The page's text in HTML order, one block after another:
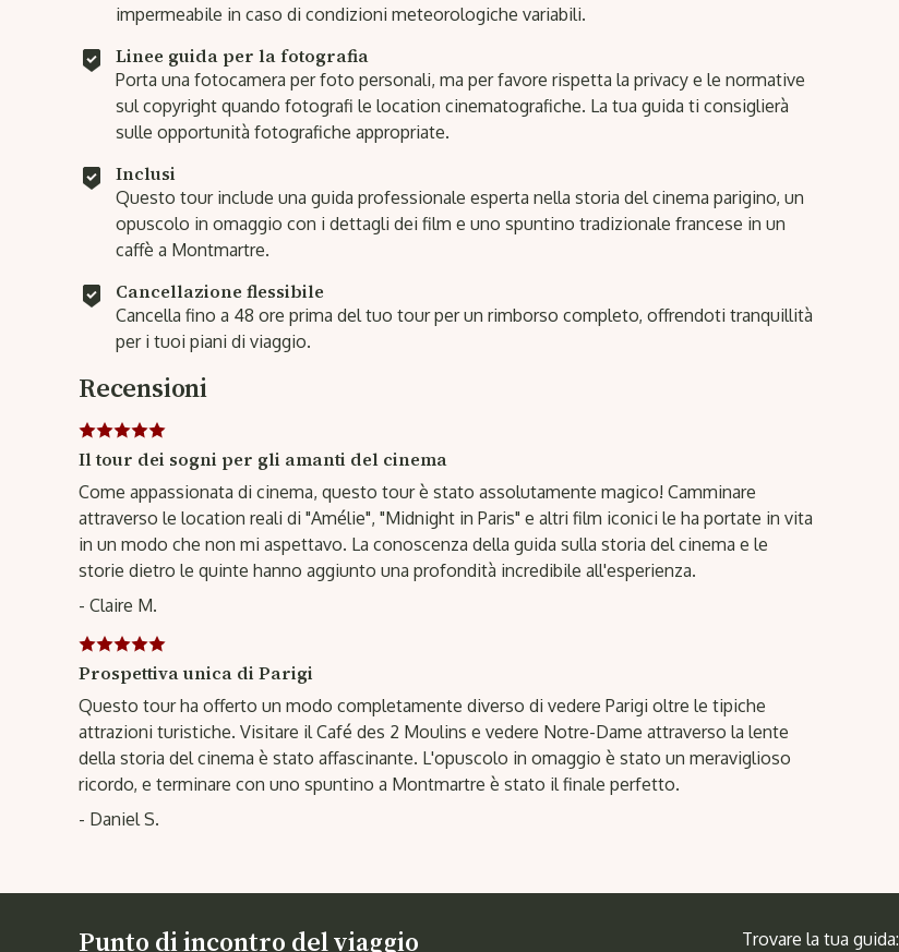
impermeabile in caso di condizioni meteorologiche variabili.
Linee guida per la fotografia
Porta una fotocamera per foto personali, ma per favore rispetta la privacy e le normative
sul copyright quando fotografi le location cinematografiche. La tua guida ti consiglierà
sulle opportunità fotografiche appropriate.
Inclusi
Questo tour include una guida professionale esperta nella storia del cinema parigino, un
opuscolo in omaggio con i dettagli dei film e uno spuntino tradizionale francese in un
caffè a Montmartre.
Cancellazione flessibile
Cancella fino a 48 ore prima del tuo tour per un rimborso completo, offrendoti tranquillità
per i tuoi piani di viaggio.
Recensioni
Il tour dei sogni per gli amanti del cinema
Come appassionata di cinema, questo tour è stato assolutamente magico! Camminare
attraverso le location reali di "Amélie", "Midnight in Paris" e altri film iconici le ha portate in vita
in un modo che non mi aspettavo. La conoscenza della guida sulla storia del cinema e le
storie dietro le quinte hanno aggiunto una profondità incredibile all'esperienza.
- Claire M.
Prospettiva unica di Parigi
Questo tour ha offerto un modo completamente diverso di vedere Parigi oltre le tipiche
attrazioni turistiche. Visitare il Café des 2 Moulins e vedere Notre-Dame attraverso la lente
della storia del cinema è stato affascinante. L'opuscolo in omaggio è stato un meraviglioso
ricordo, e terminare con uno spuntino a Montmartre è stato il finale perfetto.
- Daniel S.
Punto di incontro del viaggio Trovare la tua guida: